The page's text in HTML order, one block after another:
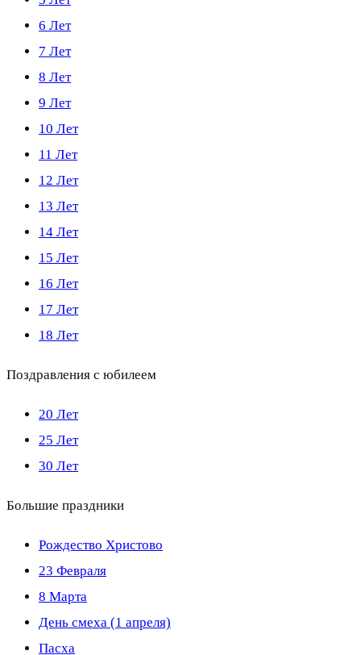
6 Лет
7 Лет
8 Лет
9 Лет
10 Лет
11 Лет
12 Лет
13 Лет
14 Лет
15 Лет
16 Лет
17 Лет
18 Лет
Поздравления с юбилеем
20 Лет
25 Лет
30 Лет
Большие праздники
Рождество Христово
23 Февраля
8 Марта
День смеха (1 апреля)
Пасха